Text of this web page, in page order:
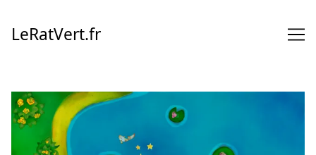
Content
LeRatVert.fr